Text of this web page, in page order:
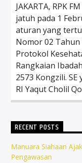
JAKARTA, RPK
jatuh pada 1
aturan yang
Nomor 02
Protokol
Rangkaian
2573 Kongzili.
RI Yaqut Cholil
RECENT POSTS
Manuara Siahaan
Pengawasan